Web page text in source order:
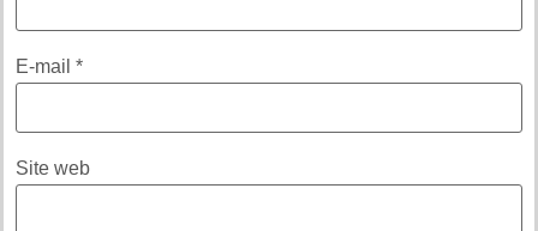
E-mail *
Site web